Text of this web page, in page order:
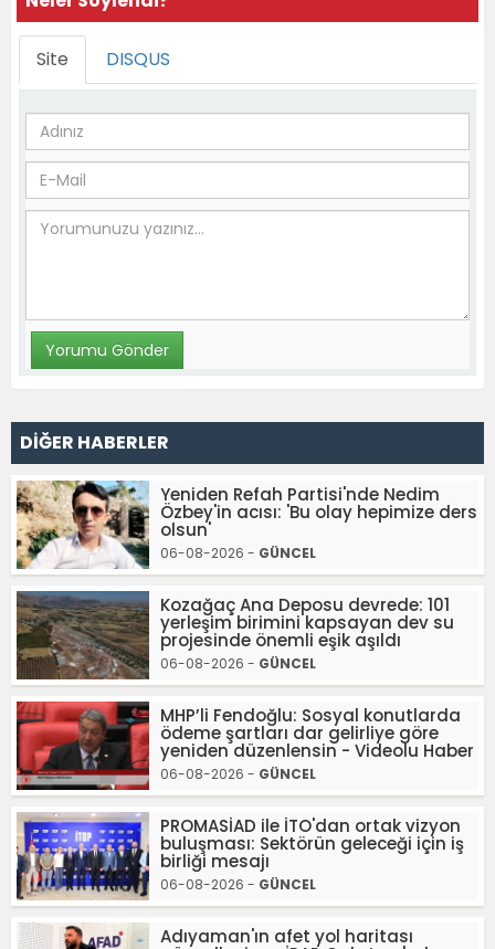
Site DISQUS
DİĞER HABERLER
Yeniden Refah Partisi'nde Nedim
Özbey'in acısı: 'Bu olay hepimize ders
olsun'
06-08-2026 - GÜNCEL
Kozağaç Ana Deposu devrede: 101
yerleşim birimini kapsayan dev su
projesinde önemli eşik aşıldı
06-08-2026 - GÜNCEL
MHP’li Fendoğlu: Sosyal konutlarda
ödeme şartları dar gelirliye göre
yeniden düzenlensin - Videolu Haber
06-08-2026 - GÜNCEL
PROMASİAD ile İTO'dan ortak vizyon
buluşması: Sektörün geleceği için iş
birliği mesajı
06-08-2026 - GÜNCEL
Adıyaman'ın afet yol haritası